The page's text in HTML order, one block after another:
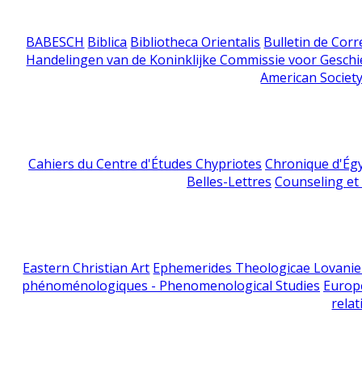
BABESCH Biblica Bibliotheca Orientalis Bulletin de
Handelingen van de Koninklijke Commissie voor
American
Cahiers du Centre d'Études Chypriotes Chronique
Belles-Lettres Counseling
Eastern Christian Art Ephemerides Theologicae
phénoménologiques - Phenomenological Studies